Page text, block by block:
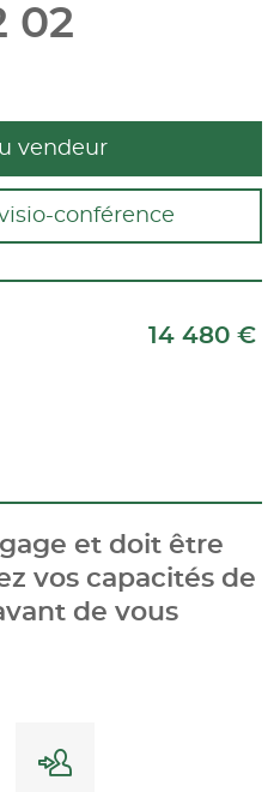
02
vendeur
conférence
14 480 €
et doit être
vos capacités de
de vous